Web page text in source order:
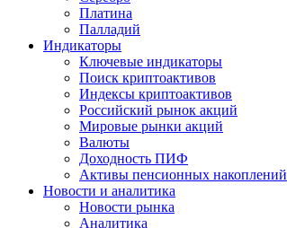
Платина
Палладий
Индикаторы
Ключевые индикаторы
Поиск криптоактивов
Индексы криптоактивов
Российский рынок акций
Мировые рынки акций
Валюты
Доходность ПИФ
Активы пенсионных накоплений
Новости и аналитика
Новости рынка
Аналитика